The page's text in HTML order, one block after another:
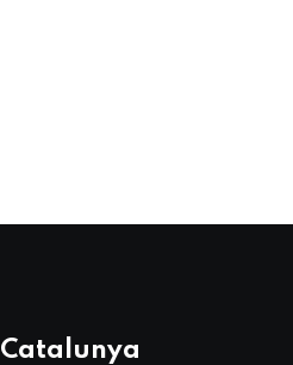
Catalunya